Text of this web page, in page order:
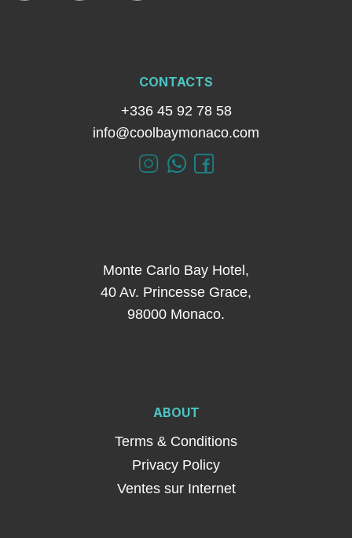
CONTACTS
+336 45 92 78 58
info@coolbaymonaco.com
Monte Carlo Bay Hotel,
40 Av. Princesse Grace,
98000 Monaco.
ABOUT
Terms & Conditions
Privacy Policy
Ventes sur Internet